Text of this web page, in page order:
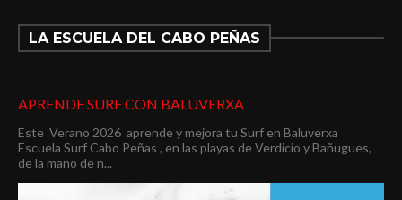
LA ESCUELA DEL CABO PEÑAS
APRENDE SURF CON BALUVERXA
Este Verano 2026 aprende y mejora tu Surf en Baluverxa
Escuela Surf Cabo Peñas , en las playas de Verdicio y Bañugues,
de la mano de n...